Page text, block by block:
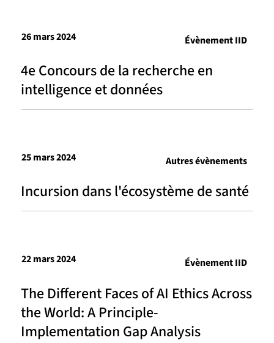
4e Concours de la recherche en
intelligence et données
26 mars 2024 Évènement IID
Incursion dans l'écosystème de santé
25 mars 2024 Autres évènements
The Different Faces of AI Ethics Across
the World: A Principle-
Implementation Gap Analysis
22 mars 2024 Évènement IID